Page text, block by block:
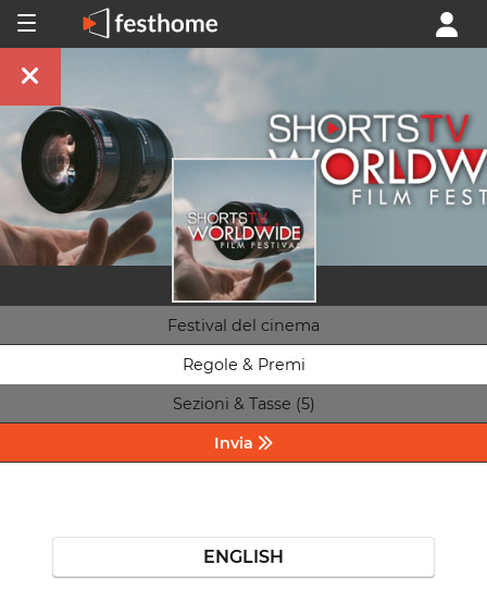
Festival del cinema
Regole & Premi
Sezioni & Tasse (5)
Invia
ENGLISH